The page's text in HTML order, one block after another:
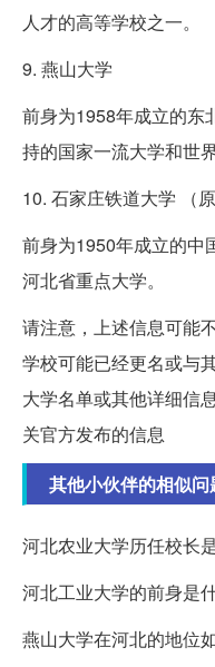
人才的高等学校之一。
9. 燕山大学
前身为1958年成立的东
持的国家一流大学和世
10. 石家庄铁道大学 （
前身为1950年成立的中
河北省重点大学。
请注意，上述信息可能
学校可能已经更名或与
大学名单或其他详细信
关官方发布的信息
其他小伙伴的相似问
河北农业大学历任校长
河北工业大学的前身是
燕山大学在河北的地位